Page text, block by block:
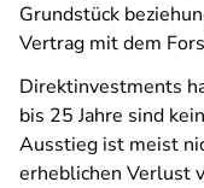
Grundstück
Vertrag mit dem
Direktinvestments
bis 25 Jahre sind
Ausstieg ist meist
erheblichen Verlust